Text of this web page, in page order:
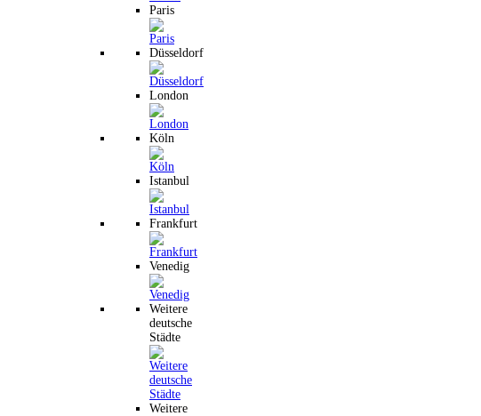
Paris
Düsseldorf
London
Köln
Istanbul
Frankfurt
Venedig
Weitere
deutsche
Städte
Weitere